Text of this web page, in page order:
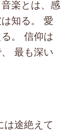
楽とは、感
知る。 愛
。 信仰は
最も深い
途絶えて